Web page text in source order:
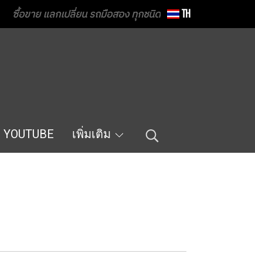
ซื้อขาย แลกเปลี่ยน รถมือสอง ทุกชนิด TH
YOUTUBE เพิ่มเติม